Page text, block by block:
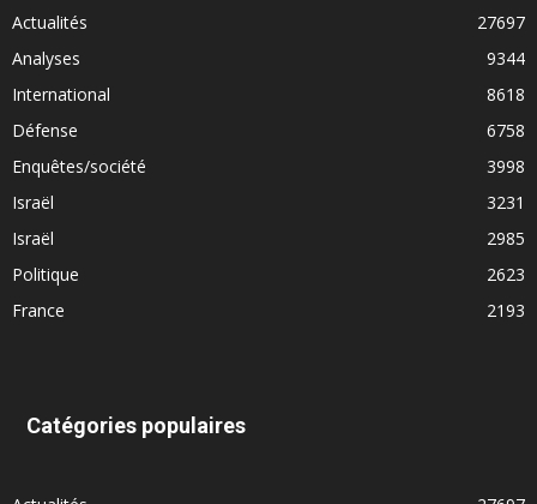
Actualités
27697
Analyses
9344
International
8618
Défense
6758
Enquêtes/société
3998
Israël
3231
Israël
2985
Politique
2623
France
2193
Catégories populaires